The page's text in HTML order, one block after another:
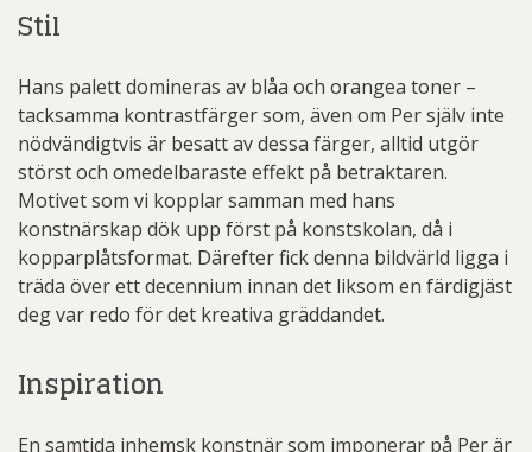
Stil
Hans palett domineras av blåa och orangea toner –
tacksamma kontrastfärger som, även om Per själv inte
nödvändigtvis är besatt av dessa färger, alltid utgör
störst och omedelbaraste effekt på betraktaren.
Motivet som vi kopplar samman med hans
konstnärskap dök upp först på konstskolan, då i
kopparplåtsformat. Därefter fick denna bildvärld ligga i
träda över ett decennium innan det liksom en färdigjäst
deg var redo för det kreativa gräddandet.
Inspiration
En samtida inhemsk konstnär som imponerar på Per är